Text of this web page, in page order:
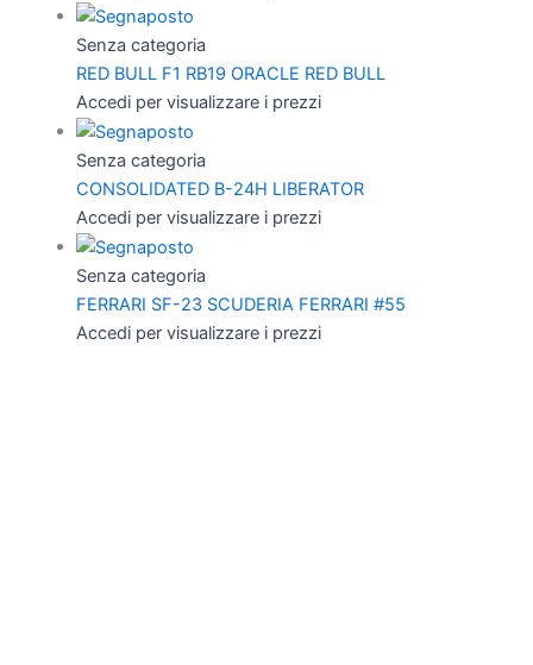
Senza categoria
RED BULL F1 RB19 ORACLE RED BULL
Accedi per visualizzare i prezzi
Senza categoria
CONSOLIDATED B-24H LIBERATOR
Accedi per visualizzare i prezzi
Senza categoria
FERRARI SF-23 SCUDERIA FERRARI #55
Accedi per visualizzare i prezzi